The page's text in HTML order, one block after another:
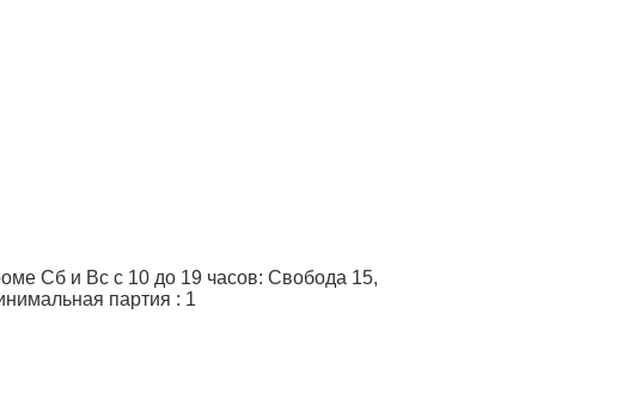
Сб и Вс с 10 до 19 часов: Свобода 15,
партия : 1